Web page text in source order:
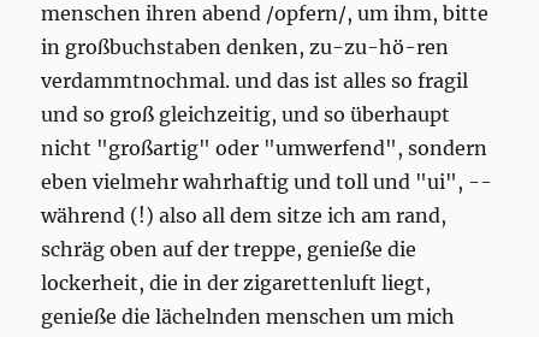
menschen ihren abend /opfern/, um ihm, bitte
in großbuchstaben denken, zu-zu-hö-ren
verdammtnochmal. und das ist alles so fragil
und so groß gleichzeitig, und so überhaupt
nicht "großartig" oder "umwerfend", sondern
eben vielmehr wahrhaftig und toll und "ui", --
während (!) also all dem sitze ich am rand,
schräg oben auf der treppe, genieße die
lockerheit, die in der zigarettenluft liegt,
genieße die lächelnden menschen um mich